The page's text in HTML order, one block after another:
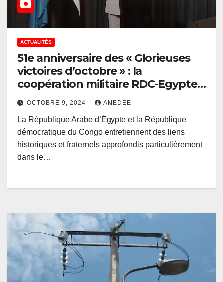
ACTUALITÉS
51e anniversaire des « Glorieuses
victoires d’octobre » : la
coopération militaire RDC-Egypte
évoquée à Kinshasa
OCTOBRE 9, 2024 AMEDEE
La République Arabe d’Égypte et la République
démocratique du Congo entretiennent des liens
historiques et fraternels approfondis particulièrement
dans le…